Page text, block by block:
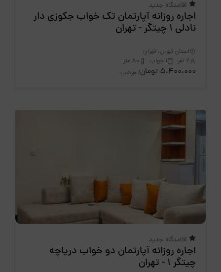
اقامتگاه جدید
اجاره روزانه آپارتمان تک خواب جکوزی دار
نادلی 1 چیتگر - تهران
استان تهران، تهران
2 نفر
1 خواب 80 متر
5،400،000 تومان / هرشب
اقامتگاه جدید
اجاره روزانه آپارتمان دو خواب دریاچه
چیتگر 1 - تهران